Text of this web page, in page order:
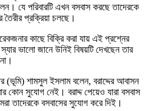
যে পরিবারটি এখন বসবাস করছে তাদেরকে
প্রক্রিয়া চলছে।
কাছে বিক্রি করা যায় এই প্রশ্নের
ভালো জানে উনিই বিষয়টি দেখছেন তার
(ভূমি) শামসুল ইসলাম বলেন, বরাদ্দের আবাসন
কোন সুযোগ নেই। বরাদ্দ পেয়েও যারা বসবাস
তাদেরকে বসবাসের সুযোগ করে দিই।